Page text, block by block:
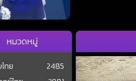
หมวดหมู่
ทย
2485